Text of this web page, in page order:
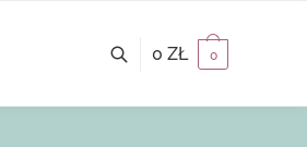
0 ZŁ 0